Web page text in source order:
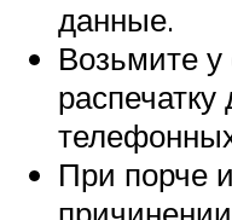
данные.
Возьмите у
При порче